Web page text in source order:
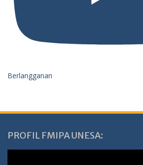
Berlangganan
PROFIL FMIPA UNESA: